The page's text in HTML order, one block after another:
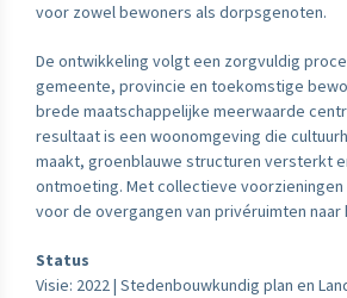
voor zowel bewoners als dorpsgenoten.
De ontwikkeling volgt een zorgvuldig
gemeente, provincie en toekomstige
brede maatschappelijke meerwaarde
resultaat is een woonomgeving die
maakt, groenblauwe structuren versterkt
ontmoeting. Met collectieve voorzieningen
voor de overgangen van privéruimten naar
Status
Visie: 2022 | Stedenbouwkundig plan en